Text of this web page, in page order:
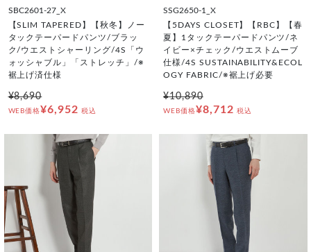
SBC2601-27_X
【SLIM TAPERED】【秋冬】ノー
タックテーパードパンツ/ブラッ
ク/ウエストシャーリング/4S「ウ
ォッシャブル」「ストレッチ」/※
裾上げ済仕様
¥8,690
WEB価格¥6,952 税込
SSG2650-1_X
【5DAYS CLOSET】【RBC】【春
夏】1タックテーパードパンツ/ネ
イビー×チェック/ウエストムーブ
仕様/4S SUSTAINABILITY&ECOL
OGY FABRIC/※裾上げ必要
¥10,890
WEB価格¥8,712 税込